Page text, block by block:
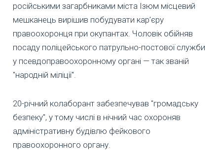
російськими загарбниками міста Ізюм місцевий
мешканець вирішив побудувати кар’єру
правоохоронця при окупантах. Чоловік обійняв
посаду поліцейського патрульно-постової служби
у псевдоправоохоронному органі — так званій
"народній міліції".
20-річний колаборант забезпечував "громадську
безпеку", у тому числі в нічний час охороняв
адміністративну будівлю фейкового
правоохоронного органу.